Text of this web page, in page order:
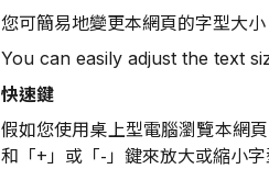
您可簡易地變更本網頁的字型大
You can easily adjust the text
快速鍵
假如您使用桌上型電腦瀏覽本網
和 「+」或「-」 鍵來放大或縮小